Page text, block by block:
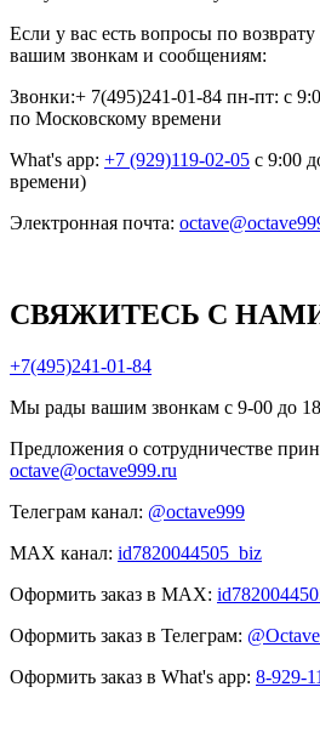
Если у вас есть вопросы по
вашим звонкам и сообщениям:
Звонки:+ 7(495)241-01-84 пн-пт: с
по Московскому времени
What's app: +7 (929)119-02-05 с 9:00
времени)
Электронная почта:
СВЯЖИТЕСЬ С
+7(495)241-01-84
Мы рады вашим звонкам с 9-00 до
Предложения о сотрудничестве
octave@octave999.ru
Телеграм канал: @octave999
MAX канал: id7820044505_biz
Оформить заказ в MAX:
Оформить заказ в Телеграм:
Оформить заказ в What's app: 8-929-